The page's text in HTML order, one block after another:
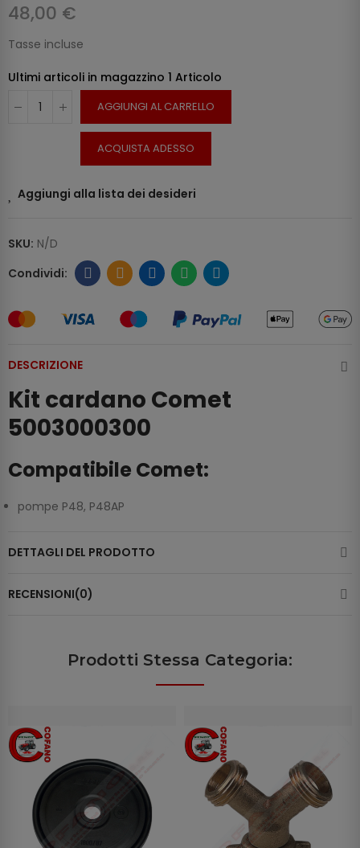
48,00 €
Tasse incluse
Ultimi articoli in magazzino 1 Articolo
AGGIUNGI AL CARRELLO
ACQUISTA ADESSO
Aggiungi alla lista dei desideri
SKU: N/D
DESCRIZIONE
Kit cardano Comet
5003000300
Compatibile Comet:
pompe P48, P48AP
DETTAGLI DEL PRODOTTO
RECENSIONI(0)
Prodotti Stessa Categoria: